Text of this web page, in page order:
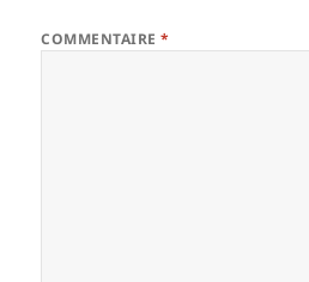
COMMENTAIRE*